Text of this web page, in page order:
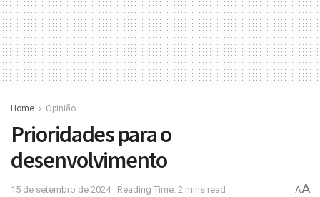
Home Opinião
Prioridades para o
desenvolvimento
15 de setembro de 2024 Reading Time: 2 mins read AA